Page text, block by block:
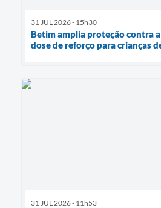
31 JUL 2026 - 15h30
Betim amplia proteção contra
dose de reforço para crianças
31 JUL 2026 - 11h53